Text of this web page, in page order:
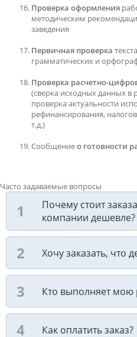
Проверка оформления
методическим
заведения
Первичная проверка
грамматических и
Проверка расчетно-
(сверка исходных данных в
проверка актуальности
рефинансирования,
т.д.)
Сообщениео готовности
Часто задаваемые вопросы
Почему стоит
компании дешевле?
Хочу заказать, что
Кто выполняет мою
Как оплатить заказ?